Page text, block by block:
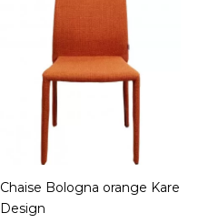
Chaise Bologna orange Kare
Design